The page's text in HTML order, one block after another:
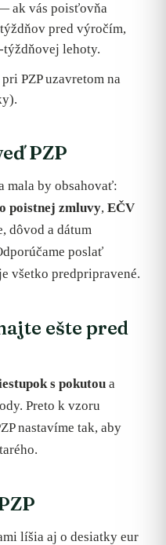
ak vás poisťovňa
pred výročím,
lehoty.
PZP uzavretom na
PZP
mala by obsahovať:
poistnej zmluvy, EČV
dôvod a dátum
poslať
všetko predpripravené.
ešte pred
s pokutou a
Preto k vzoru
nastavíme tak, aby
líšia aj o desiatky eur